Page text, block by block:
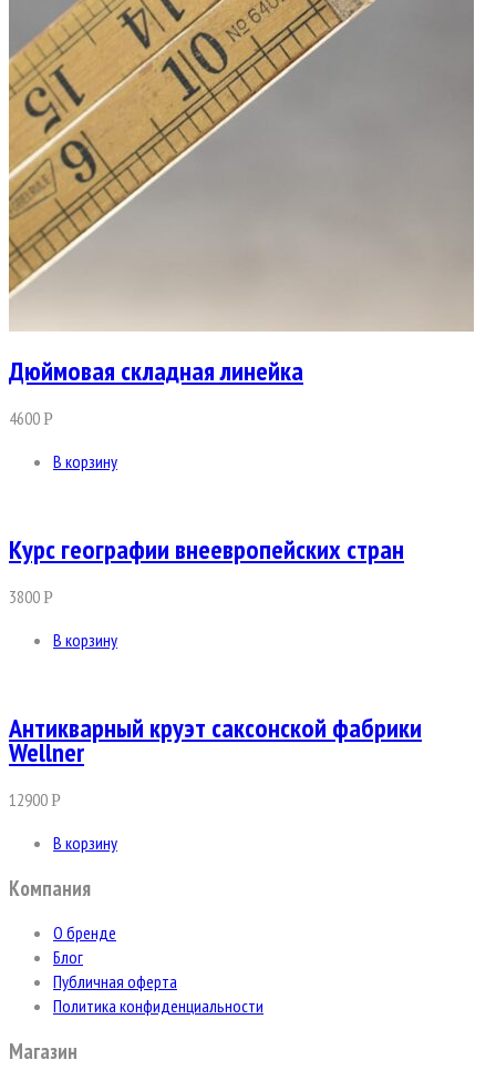
Дюймовая складная линейка
4600Р
В корзину
Курс географии внеевропейских стран
3800Р
В корзину
Антикварный круэт саксонской фабрики
Wellner
12900Р
В корзину
Компания
О бренде
Блог
Публичная оферта
Политика конфиденциальности
Магазин